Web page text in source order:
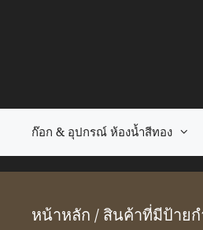
ก๊อก & อุปกรณ์ ห้องน้ำสีทอง
หน้าหลัก / สินค้าที่มีป้ายก